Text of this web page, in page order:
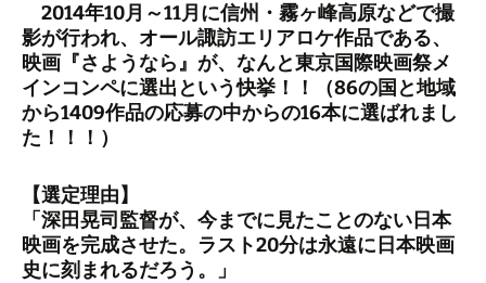
2014年10月～11月に信州・霧ヶ峰高原などで撮
影が行われ、オール諏訪エリアロケ作品である、
映画『さようなら』が、なんと東京国際映画祭メ
インコンペに選出という快挙！！（86の国と地域
から1409作品の応募の中からの16本に選ばれまし
た！！！）
【選定理由】
「深田晃司監督が、今までに見たことのない日本
映画を完成させた。ラスト20分は永遠に日本映画
史に刻まれるだろう。」